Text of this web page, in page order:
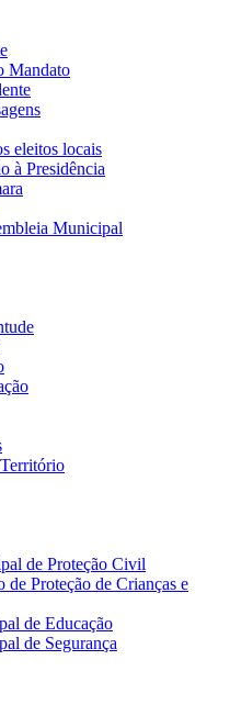
Mandato
eleitos locais
à Presidência
Municipal
de Proteção Civil
de Proteção de Crianças e
de Educação
de Segurança